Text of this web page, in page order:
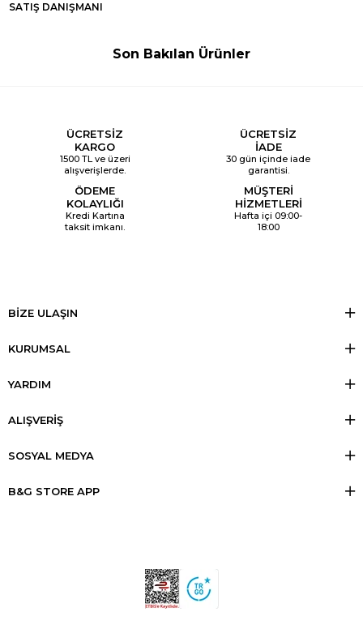
SATIŞ DANIŞMANI
Son Bakılan Ürünler
ÜCRETSİZ
KARGO
1500 TL ve üzeri
alışverişlerde.
ÜCRETSİZ
İADE
30 gün içinde iade
garantisi.
ÖDEME
KOLAYLIĞI
Kredi Kartına
taksit imkanı.
MÜŞTERİ
HİZMETLERİ
Hafta içi 09:00-
18:00
BİZE ULAŞIN
KURUMSAL
YARDIM
ALIŞVERİŞ
SOSYAL MEDYA
B&G STORE APP